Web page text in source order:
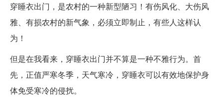
穿睡衣出门，是农村的一种新型陋习！有伤风化、大伤风
雅、有损农村的新气象，必须立即制止，有些人这样认
为！
但是在我看来，穿睡衣出门并不算是一种不雅行为。首
先，正值严寒冬季，天气寒冷，穿睡衣可以有效地保护身
体免受寒冷的侵扰。